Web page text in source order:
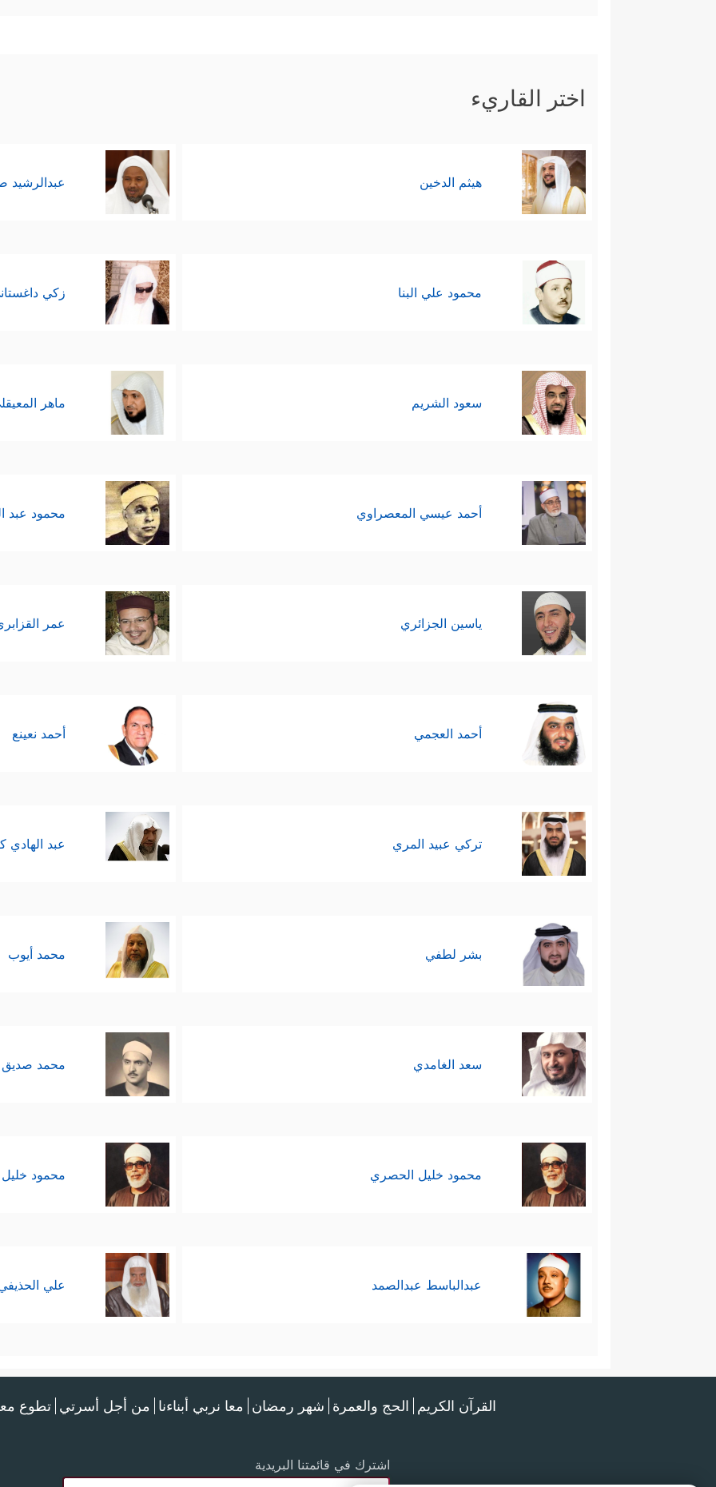
اختر القاريء
هيثم الدخين عبدالرشيد
محمود علي البنا زكي
سعود الشريم ماهر
أحمد عيسي المعصراوي محمود عبد
ياسين الجزائري عمر
أحمد العجمي أحمد نعينع
تركي عبيد المري عبد الهادي
بشر لطفي محمد أيوب
سعد الغامدي محمد صديق
محمود خليل الحصري محمود
عبدالباسط عبدالصمد علي
القرآن الكريم الحج والعمرة شهر رمضان معا نربي أبناءنا من أجل أسرتي تطوع
اشترك في قائمتنا البريدية